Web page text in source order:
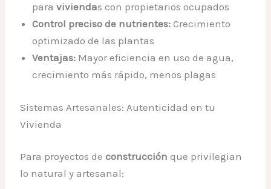
paraviviendas con propietarios ocupados
Control preciso de nutrientes: Crecimiento
optimizado de las plantas
Ventajas: Mayor eficiencia en uso de agua,
crecimiento más rápido, menos plagas
Sistemas Artesanales: Autenticidad en tu
Vivienda
Para proyectos deconstrucción que privilegian
lo natural y artesanal: